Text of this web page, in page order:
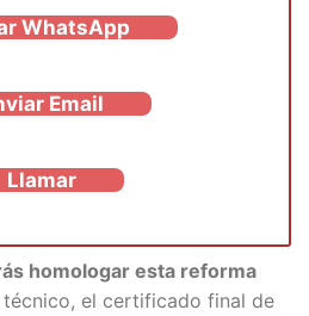
WhatsApp
Email
Llamar
homologar esta reforma
el certificado final de